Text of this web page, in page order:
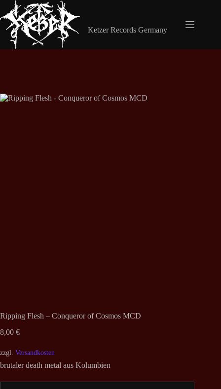
Inhalt
springen
Ketzer Records Germany
Ripping Flesh – Conqueror of Cosmos MCD
8,00 €
zzgl. Versandkosten
brutaler death metal aus Kolumbien